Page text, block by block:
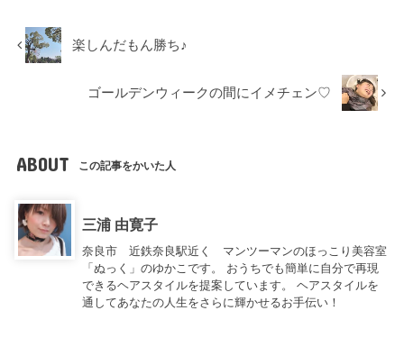
楽しんだもん勝ち♪
ゴールデンウィークの間にイメチェン♡
ABOUT この記事をかいた人
三浦 由寛子
奈良市 近鉄奈良駅近く マンツーマンのほっこり美容室
「ぬっく」のゆかこです。 おうちでも簡単に自分で再現
できるヘアスタイルを提案しています。 ヘアスタイルを
通してあなたの人生をさらに輝かせるお手伝い！